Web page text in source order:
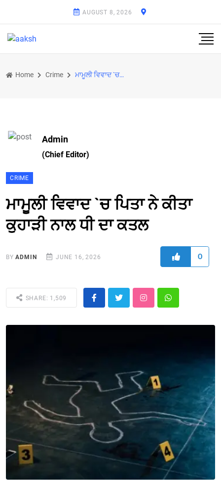
AUGUST 8, 2026
Home Crime ਮਾਮੂਲੀ ਵਿਵਾਦ `ਚ ਪਿਤਾ ਨੇ ਕੀਤਾ ਕੁਹਾੜੀ ਨਾਲ ਧੀ ਦਾ ਕਤਲ
Admin
(Chief Editor)
CRIME
ਮਾਮੂਲੀ ਵਿਵਾਦ `ਚ ਪਿਤਾ ਨੇ ਕੀਤਾ
ਕੁਹਾੜੀ ਨਾਲ ਧੀ ਦਾ ਕਤਲ
BYADMIN JUNE 16, 2026 0
SHARE: 1,509